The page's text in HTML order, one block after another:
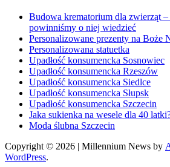
Budowa krematorium dla zwierząt
powinniśmy o niej wiedzieć
Personalizowane prezenty na Boże
Personalizowana statuetka
Upadłość konsumencka Sosnowiec
Upadłość konsumencka Rzeszów
Upadłość konsumencka Siedlce
Upadłość konsumencka Słupsk
Upadłość konsumencka Szczecin
Jaka sukienka na wesele dla 40
Moda ślubna Szczecin
Copyright © 2026 | Millennium News by
WordPress.